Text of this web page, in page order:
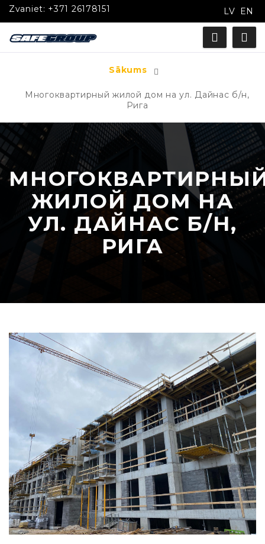
Zvaniet: +371 26178151 LV EN
Sākums
Многоквартирный жилой дом на ул. Дайнас б/н,
Рига
ЖИЛОЙ ДОМ НА
УЛ. ДАЙНАС Б/Н,
РИГА